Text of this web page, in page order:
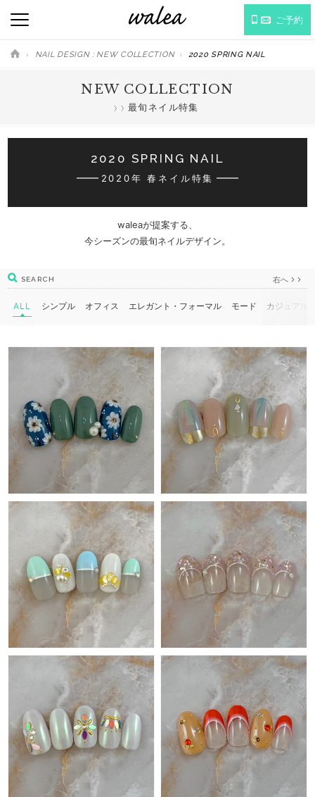
ご予約
NAIL DESIGN : NEW COLLECTION 2020 SPRING NAIL
NEW COLLECTION
最旬ネイル特集
2020 SPRING NAIL
2020年 春ネイル特集
waleaが提案する、
今シーズンの最旬ネイルデザイン。
SEARCH 右へ
ALL シンプル オフィス エレガント・フォーマル モード カジュアル